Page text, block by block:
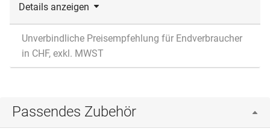
Details anzeigen
Unverbindliche Preisempfehlung für Endverbraucher
in CHF, exkl. MWST
Passendes Zubehör